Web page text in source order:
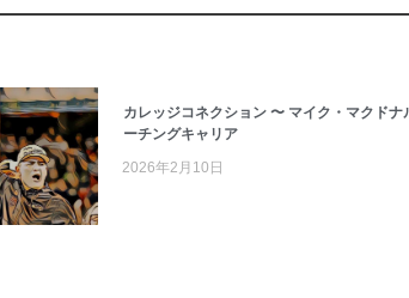
カレッジコネクション 〜 マイク・マクドナ
ーチングキャリア
2026年2月10日